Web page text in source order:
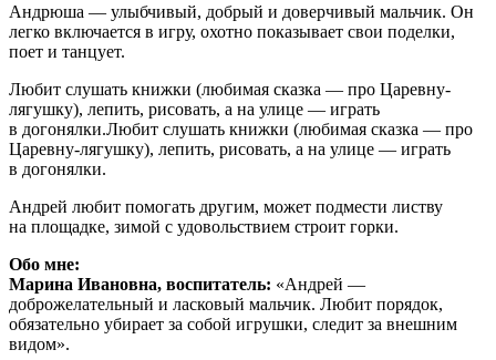
Андрюша — улыбчивый, добрый и доверчивый мальчик. Он
легко включается в игру, охотно показывает свои поделки,
поет и танцует.
Любит слушать книжки (любимая сказка — про Царевну-
лягушку), лепить, рисовать, а на улице — играть
в догонялки.Любит слушать книжки (любимая сказка — про
Царевну-лягушку), лепить, рисовать, а на улице — играть
в догонялки.
Андрей любит помогать другим, может подмести листву
на площадке, зимой с удовольствием строит горки.
Обо мне:
Марина Ивановна, воспитатель: «Андрей —
доброжелательный и ласковый мальчик. Любит порядок,
обязательно убирает за собой игрушки, следит за внешним
видом».